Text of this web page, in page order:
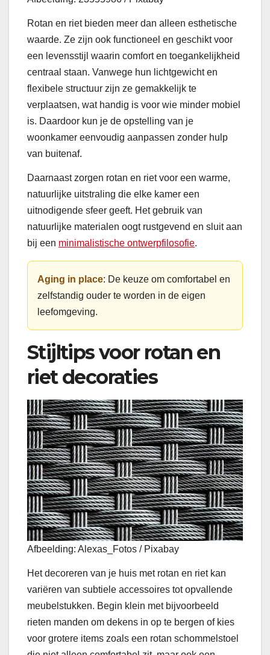
Rotan en riet bieden meer dan alleen esthetische
waarde. Ze zijn ook functioneel en geschikt voor
een levensstijl waarin comfort en toegankelijkheid
centraal staan. Vanwege hun lichtgewicht en
flexibele structuur zijn ze gemakkelijk te
verplaatsen, wat handig is voor wie minder mobiel
is. Daardoor kun je de opstelling van je
woonkamer eenvoudig aanpassen zonder hulp
van buitenaf.
Daarnaast zorgen rotan en riet voor een warme,
natuurlijke uitstraling die elke kamer een
uitnodigende sfeer geeft. Het gebruik van
natuurlijke materialen oogt rustgevend en sluit aan
bij een minimalistische ontwerpfilosofie.
Aging in place: De keuze om comfortabel en
zelfstandig ouder te worden in de eigen
leefomgeving.
Stijltips voor rotan en
riet decoraties
Afbeelding: Alexas_Fotos / Pixabay
Het decoreren van je huis met rotan en riet kan
variëren van subtiele accessoires tot opvallende
meubelstukken. Begin klein met bijvoorbeeld
rieten manden om dekens in op te bergen of kies
voor grotere items zoals een rotan schommelstoel